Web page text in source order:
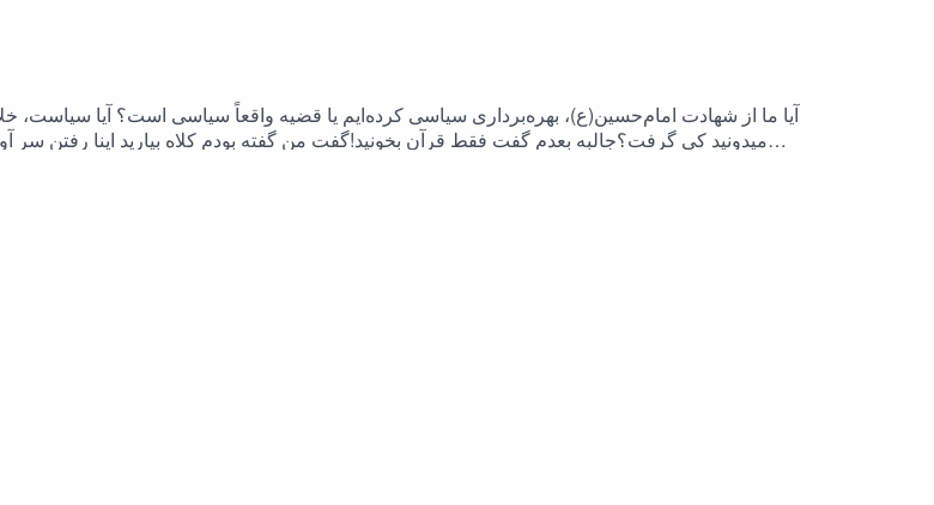
آیا ما از شهادت امام‌حسین(ع)، بهره‌برداری سیاسی کرده‌ایم یا قضیه واقعاً سیاسی است؟ آیا
میدونید کی گرفت؟جالبه بعدم گفت فقط قرآن بخونید!گفت من گفته بودم کلاه بیارید اینا رفتن
آمریکا و اسرائیل و شاه هیچی نگو !امام هم گفت من غیر از این سه تا اصلا حرفی ندارملطفا این فایل